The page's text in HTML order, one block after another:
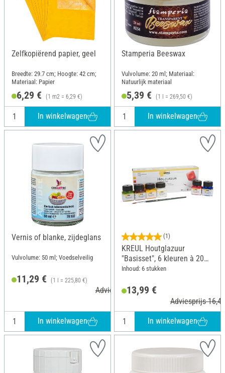
Zelfkopiërend papier, geel
Breedte: 29.7 cm; Hoogte: 42 cm;
Materiaal: Papier
6,29 € (1 m2 = 6,29 €)
In winkelwagen
Stamperia Beeswax
Vulvolume: 20 ml; Materiaal:
Natuurlijk materiaal
5,39 € (1 l = 269,50 €)
In winkelwagen
Vernis of blanke, zijdeglans
Vulvolume: 50 ml; Voedselveilig
11,29 € (1 l = 225,80 €)
Adviesprijs 11,90 €
In winkelwagen
(1)
KREUL Houtglazuur
"Basisset", 6 kleuren à 20
ml
Inhoud: 6 stukken
13,99 €
Adviesprijs
In winkelwagen